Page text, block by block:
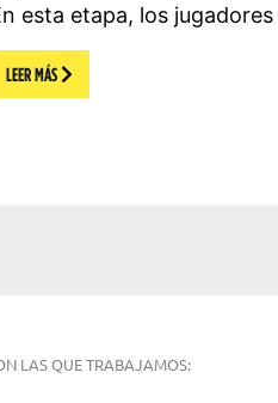
esta etapa, los
LEER MÁS
LAS QUE TRABAJAMOS: